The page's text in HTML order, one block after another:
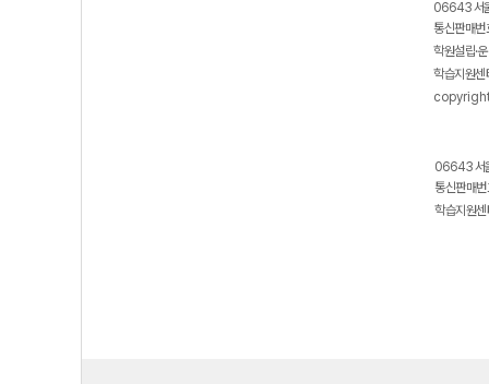
06643 서
통신판매
학원설립·
학습지원
06643 서
통신판매
학습지원